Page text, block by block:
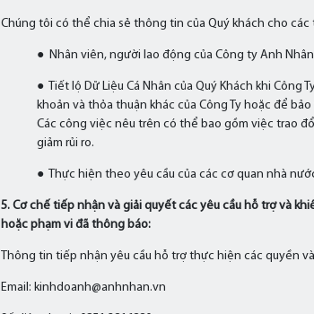
Chúng tôi có thể chia sẻ thông tin của Quý khách cho
● Nhân viên, người lao động của Công ty Anh
● Tiết lộ Dữ Liệu Cá Nhân của Quý Khách khi
khoản và thỏa thuận khác của Công Ty hoặc để
Các công việc nêu trên có thể bao gồm việc trao
giảm rủi ro.
● Thực hiện theo yêu cầu của các cơ quan nhà
5. Cơ chế tiếp nhận và giải quyết các yêu cầu hỗ trợ và
hoặc phạm vi đã thông báo:
Thông tin tiếp nhận yêu cầu hỗ trợ thực hiện các quyền
Email: kinhdoanh@anhnhan.vn